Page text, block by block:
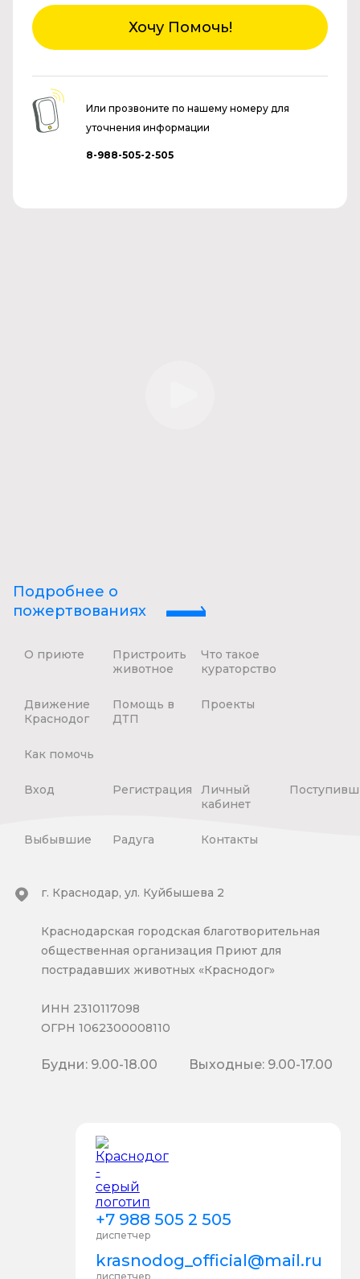
Хочу Помочь!
Или прозвоните по нашему номеру для
уточнения информации
8-988-505-2-505
Подробнее о
пожертвованиях
О приюте
Пристроить
животное
Что такое
кураторство
Движение
Краснодог
Помощь в
ДТП
Проекты
Как помочь
Вход Регистрация
Личный
кабинет
Выбывшие Радуга Контакты
+7 988 505 2 505
диспетчер
krasnodog_official@mail.ru
диспетчер
г. Краснодар, ул. Куйбышева 2
Краснодарская городская благотворительная
общественная организация Приют для
пострадавших животных «Краснодог»
ИНН 2310117098
ОГРН 1062300008110
Будни: 9.00-18.00 Выходные: 9.00-17.00